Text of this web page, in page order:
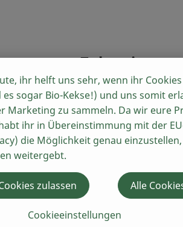
Zubereitung
Sauerkraut
Zucker, Ananassaft,
lassen.
umrühren und evtl.
stellen und weitere
Wasser nachgießen.
ihr helft uns sehr, wenn ihr
es sogar Bio-Kekse!) und uns somit
Marketing zu sammeln. Da wir eure
ihr in Übereinstimmung mit der
die Möglichkeit genau
weitergebt.
Cookieeinstellungen
zulassen Alle